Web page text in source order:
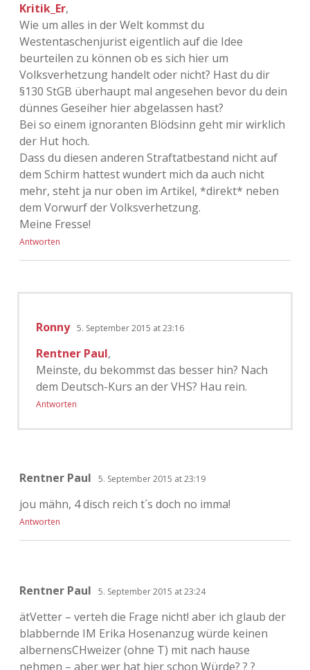
Kritik_Er,
Wie um alles in der Welt kommst du
Westentaschenjurist eigentlich auf die Idee
beurteilen zu können ob es sich hier um
Volksverhetzung handelt oder nicht? Hast du dir
§130 StGB überhaupt mal angesehen bevor du dein
dünnes Geseiher hier abgelassen hast?
Bei so einem ignoranten Blödsinn geht mir wirklich
der Hut hoch.
Dass du diesen anderen Straftatbestand nicht auf
dem Schirm hattest wundert mich da auch nicht
mehr, steht ja nur oben im Artikel, *direkt* neben
dem Vorwurf der Volksverhetzung.
Meine Fresse!
Antworten
Ronny 5. September 2015 at 23:16
Rentner Paul,
Meinste, du bekommst das besser hin? Nach
dem Deutsch-Kurs an der VHS? Hau rein.
Antworten
Rentner Paul 5. September 2015 at 23:19
jou mähn, 4 disch reich t´s doch no imma!
Antworten
Rentner Paul 5. September 2015 at 23:24
ätVetter – verteh die Frage nicht! aber ich glaub der
blabbernde IM Erika Hosenanzug würde keinen
albernensCHweizer (ohne T) mit nach hause
nehmen – aber wer hat hier schon Würde? ? ?